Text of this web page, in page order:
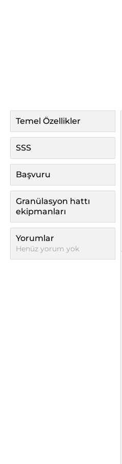
Temel Özellikler
SSS
Başvuru
Granülasyon hattı
ekipmanları
Yorumlar
Henüz yorum yok